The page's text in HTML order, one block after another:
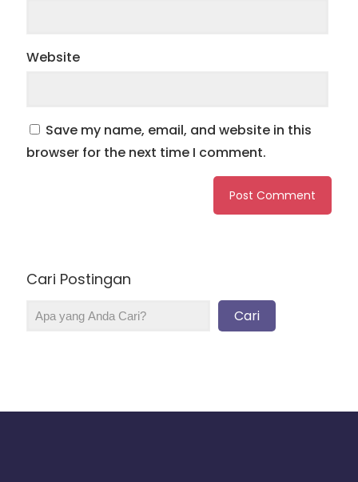
Website
Save my name, email, and website in this
browser for the next time I comment.
Cari Postingan
Cari